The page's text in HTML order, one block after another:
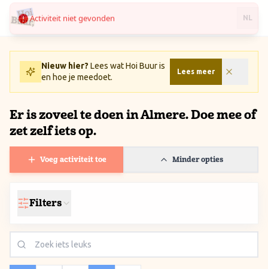
Ga naar inhoud / Skip to content
NL
Nieuw hier? Lees wat Hoi Buur is
en hoe je meedoet.
Lees meer
Er is zoveel te doen in Almere. Doe mee of
zet zelf iets op.
Voeg activiteit toe Minder opties
Filters